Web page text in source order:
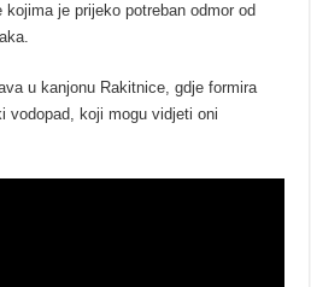
je prijeko potreban odmor od
u kanjonu Rakitnice, gdje formira
vodopad, koji mogu vidjeti oni